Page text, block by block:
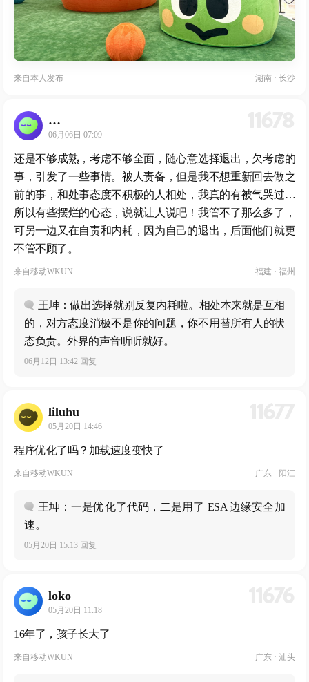
来自本人发布 湖南 · 长沙
…
06月06日 07:09
还是不够成熟，考虑不够全面，随心意选择退出，欠考虑的
事，引发了一些事情。被人责备，但是我不想重新回去做之
前的事，和处事态度不积极的人相处，我真的有被气哭过…
所以有些摆烂的心态，说就让人说吧！我管不了那么多了，
可另一边又在自责和内耗，因为自己的退出，后面他们就更
不管不顾了。
来自移动WKUN 福建 · 福州
王坤：做出选择就别反复内耗啦。相处本来就是互相
的，对方态度消极不是你的问题，你不用替所有人的状
态负责。外界的声音听听就好。
06月12日 13:42 回复
liluhu
05月20日 14:46
程序优化了吗？加载速度变快了
来自移动WKUN 广东 · 阳江
王坤：一是优化了代码，二是用了 ESA 边缘安全加
速。
05月20日 15:13 回复
loko
05月20日 11:18
16年了，孩子长大了
来自移动WKUN 广东 · 汕头